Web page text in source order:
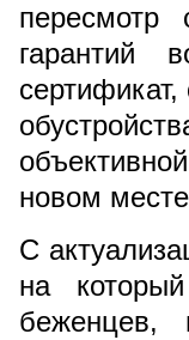
пересмотр
гарантий
новом
С
на
беженцев,